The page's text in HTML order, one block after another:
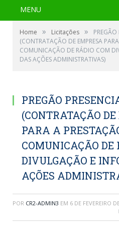
MENU
Home » Licitações »
(CONTRATAÇÃO DE EMPRESA
COMUNICAÇÃO DE RÁDIO COM
DAS AÇÕES ADMINISTRATIVAS)
PREGÃO
(CONTRATAÇÃO
PARA A
COMUNICAÇÃO DE
DIVULGAÇÃO E
AÇÕES
POR CR2-ADMIN3 EM 6 DE FEVEREIRO